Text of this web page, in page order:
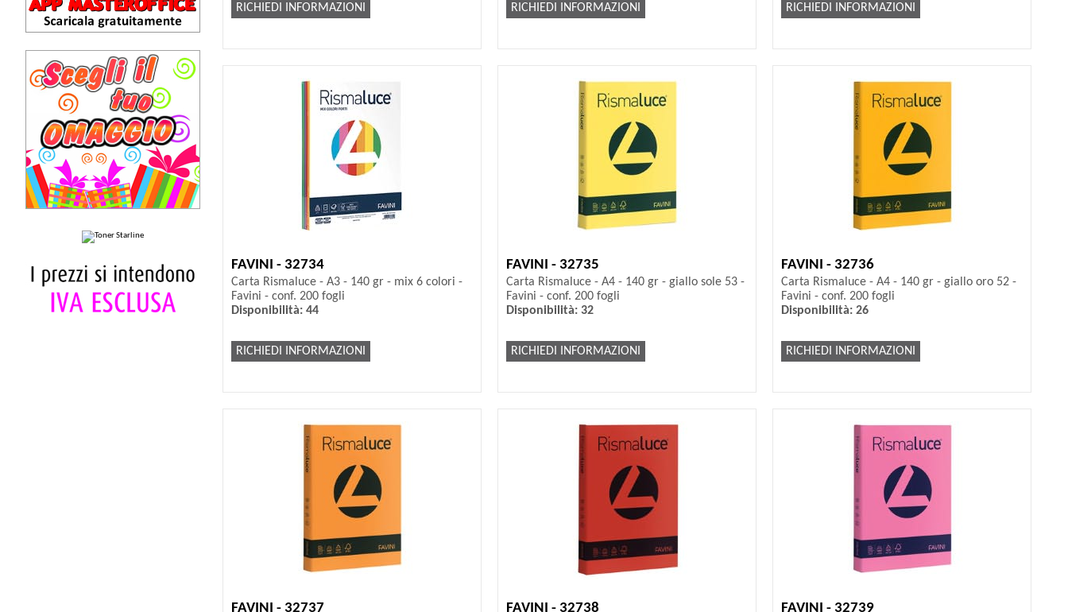
RICHIEDI INFORMAZIONI RICHIEDI INFORMAZIONI RICHIEDI INFORMAZIONI
FAVINI - 32734
Carta Rismaluce - A3 - 140 gr - mix 6 colori -
Favini - conf. 200 fogli
Disponibilità: 44
RICHIEDI INFORMAZIONI
FAVINI - 32735
Carta Rismaluce - A4 - 140 gr - giallo sole 53 -
Favini - conf. 200 fogli
Disponibilità: 32
RICHIEDI INFORMAZIONI
FAVINI - 32736
Carta Rismaluce - A4 - 140 gr - giallo oro 52 -
Favini - conf. 200 fogli
Disponibilità: 26
RICHIEDI INFORMAZIONI
FAVINI - 32737 FAVINI - 32738 FAVINI - 32739